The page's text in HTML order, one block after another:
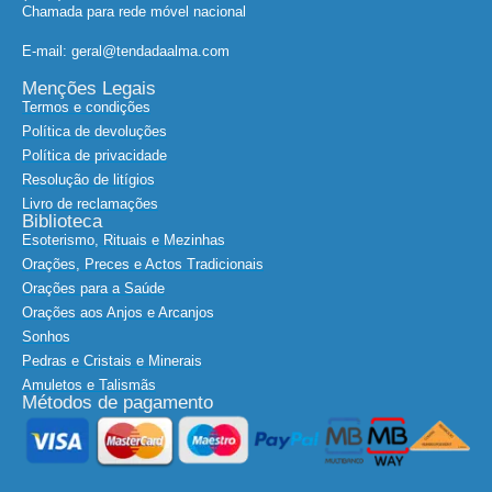
Termos e condições
Política de devoluções
Política de privacidade
Resolução de litígios
Livro de reclamações
Biblioteca
Esoterismo, Rituais e Mezinhas
Orações, Preces e Actos Tradicionais
Orações para a Saúde
Orações aos Anjos e Arcanjos
Sonhos
Pedras e Cristais e Minerais
Amuletos e Talismãs
Métodos de pagamento